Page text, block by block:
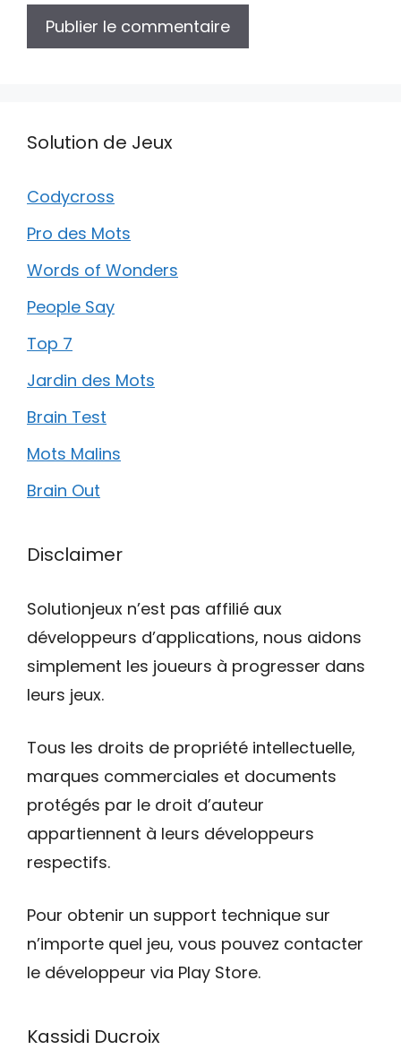
Solution de Jeux
Codycross
Pro des Mots
Words of Wonders
People Say
Top 7
Jardin des Mots
Brain Test
Mots Malins
Brain Out
Disclaimer
Solutionjeux n’est pas affilié aux
développeurs d’applications, nous aidons
simplement les joueurs à progresser dans
leurs jeux.
Tous les droits de propriété intellectuelle,
marques commerciales et documents
protégés par le droit d’auteur
appartiennent à leurs développeurs
respectifs.
Pour obtenir un support technique sur
n’importe quel jeu, vous pouvez contacter
le développeur via Play Store.
Kassidi Ducroix